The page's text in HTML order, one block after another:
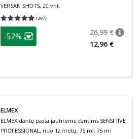
VERSAN SHOTS, 20 vnt.
(297)
Vidutinis įvertinimas 4.93
patarimas
Lojalumo klubo narių nuolaida
-52% 26,99 €
12,96 €
ELMEX
ELMEX dantų pasta jautriems dantims SENSITIVE
PROFESSIONAL, nuo 12 metų, 75 ml, 75 ml